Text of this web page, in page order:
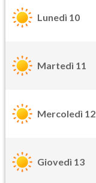
Lunedì 10
Martedì 11
Mercoledì 12
Giovedì 13